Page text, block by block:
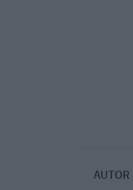
AUTOR